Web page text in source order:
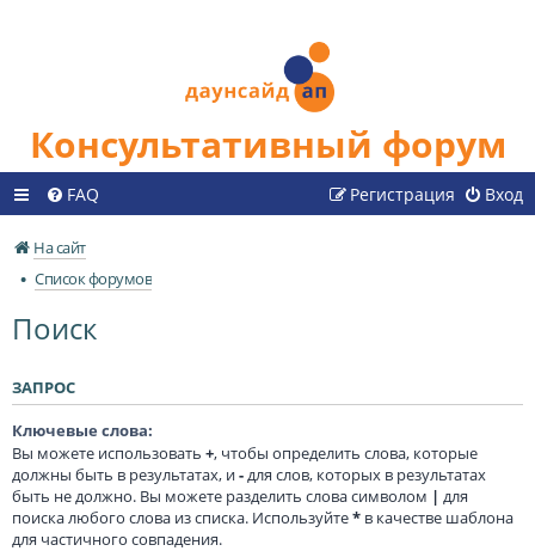
Консультативный форум
FAQ Вход
Регистрация
На сайт
Список форумов
Поиск
ЗАПРОС
Ключевые слова:
Вы можете использовать +, чтобы определить слова, которые
должны быть в результатах, и- для слов, которых в результатах
быть не должно. Вы можете разделить слова символом | для
поиска любого слова из списка. Используйте* в качестве шаблона
для частичного совпадения.